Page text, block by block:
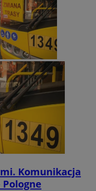
Komunikacja